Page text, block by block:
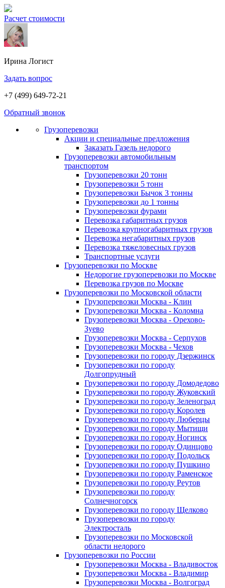
Расчет стоимости
Ирина Логист
Задать вопрос
+7 (499) 649-72-21
Обратный звонок
Грузоперевозки
Акции и специальные предложения
Заказать Газель недорого
Грузоперевозки автомобильным
транспортом
Грузоперевозки 20 тонн
Грузоперевозки 5 тонн
Грузоперевозки Бычок 3 тонны
Грузоперевозки до 1 тонны
Грузоперевозки фурами
Перевозка габаритных грузов
Перевозка крупногабаритных грузов
Перевозка негабаритных грузов
Перевозка тяжеловесных грузов
Транспортные услуги
Грузоперевозки по Москве
Недорогие грузоперевозки по Москве
Перевозка грузов по Москве
Грузоперевозки по Московской области
Грузоперевозки Москва - Клин
Грузоперевозки Москва - Коломна
Грузоперевозки Москва - Орехово-
Зуево
Грузоперевозки Москва - Серпухов
Грузоперевозки Москва - Чехов
Грузоперевозки по городу Дзержинск
Грузоперевозки по городу
Долгопрудный
Грузоперевозки по городу Домодедово
Грузоперевозки по городу Жуковский
Грузоперевозки по городу Зеленоград
Грузоперевозки по городу Королев
Грузоперевозки по городу Люберцы
Грузоперевозки по городу Мытищи
Грузоперевозки по городу Ногинск
Грузоперевозки по городу Одинцово
Грузоперевозки по городу Подольск
Грузоперевозки по городу Пушкино
Грузоперевозки по городу Раменское
Грузоперевозки по городу Реутов
Грузоперевозки по городу
Солнечногорск
Грузоперевозки по городу Щелково
Грузоперевозки по городу
Электросталь
Грузоперевозки по Московской
области недорого
Грузоперевозки по России
Грузоперевозки Москва - Владивосток
Грузоперевозки Москва - Владимир
Грузоперевозки Москва - Волгоград